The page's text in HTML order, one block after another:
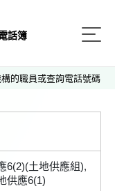
話簿
的職員或查詢電話號碼
6(2)(土地供應組),
供應6(1)